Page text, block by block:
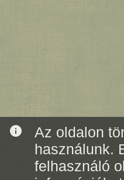
info
Az oldalon
használunk.
felhasználó